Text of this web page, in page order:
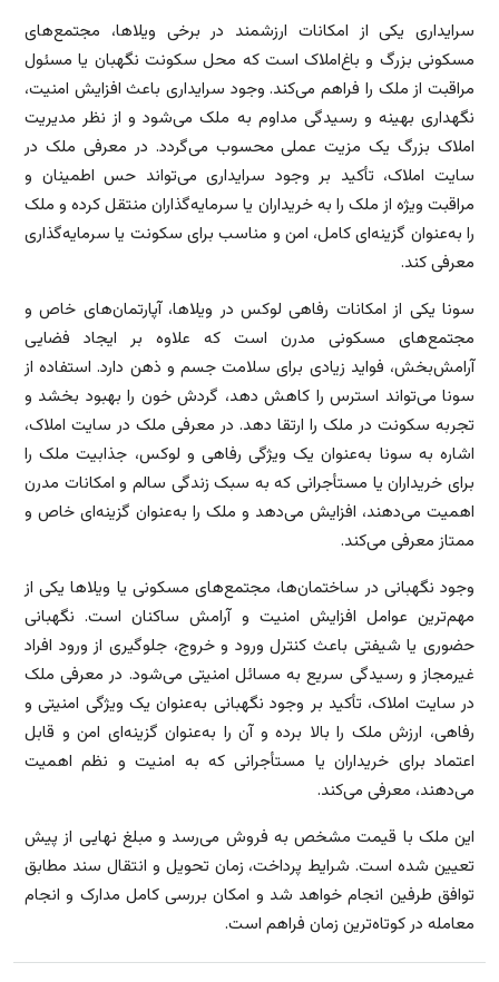
سرایداری یکی از امکانات ارزشمند در برخی ویلاها، مجتمع‌های
مسکونی بزرگ و باغ‌املاک است که محل سکونت نگهبان یا مسئول
مراقبت از ملک را فراهم می‌کند. وجود سرایداری باعث افزایش امنیت،
نگهداری بهینه و رسیدگی مداوم به ملک می‌شود و از نظر مدیریت
املاک بزرگ یک مزیت عملی محسوب می‌گردد. در معرفی ملک در
سایت املاک، تأکید بر وجود سرایداری می‌تواند حس اطمینان و
مراقبت ویژه از ملک را به خریداران یا سرمایه‌گذاران منتقل کرده و ملک
را به‌عنوان گزینه‌ای کامل، امن و مناسب برای سکونت یا سرمایه‌گذاری
معرفی کند.
سونا یکی از امکانات رفاهی لوکس در ویلاها، آپارتمان‌های خاص و
مجتمع‌های مسکونی مدرن است که علاوه بر ایجاد فضایی
آرامش‌بخش، فواید زیادی برای سلامت جسم و ذهن دارد. استفاده از
سونا می‌تواند استرس را کاهش دهد، گردش خون را بهبود بخشد و
تجربه سکونت در ملک را ارتقا دهد. در معرفی ملک در سایت املاک،
اشاره به سونا به‌عنوان یک ویژگی رفاهی و لوکس، جذابیت ملک را
برای خریداران یا مستأجرانی که به سبک زندگی سالم و امکانات مدرن
اهمیت می‌دهند، افزایش می‌دهد و ملک را به‌عنوان گزینه‌ای خاص و
ممتاز معرفی می‌کند.
وجود نگهبانی در ساختمان‌ها، مجتمع‌های مسکونی یا ویلاها یکی از
مهم‌ترین عوامل افزایش امنیت و آرامش ساکنان است. نگهبانی
حضوری یا شیفتی باعث کنترل ورود و خروج، جلوگیری از ورود افراد
غیرمجاز و رسیدگی سریع به مسائل امنیتی می‌شود. در معرفی ملک
در سایت املاک، تأکید بر وجود نگهبانی به‌عنوان یک ویژگی امنیتی و
رفاهی، ارزش ملک را بالا برده و آن را به‌عنوان گزینه‌ای امن و قابل
اعتماد برای خریداران یا مستأجرانی که به امنیت و نظم اهمیت
می‌دهند، معرفی می‌کند.
این ملک با قیمت مشخص به فروش می‌رسد و مبلغ نهایی از پیش
تعیین شده است. شرایط پرداخت، زمان تحویل و انتقال سند مطابق
توافق طرفین انجام خواهد شد و امکان بررسی کامل مدارک و انجام
معامله در کوتاه‌ترین زمان فراهم است.